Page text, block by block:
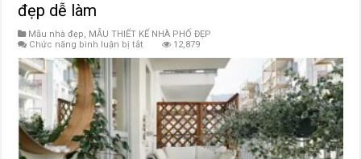
đẹp dễ làm
Mẫu nhà đẹp, MẪU THIẾT KẾ NHÀ PHỐ ĐẸP
Chức năng bình luận bị tắt
khảo
25
mẫu
thiết
ban
công
nhà
phố
12,879